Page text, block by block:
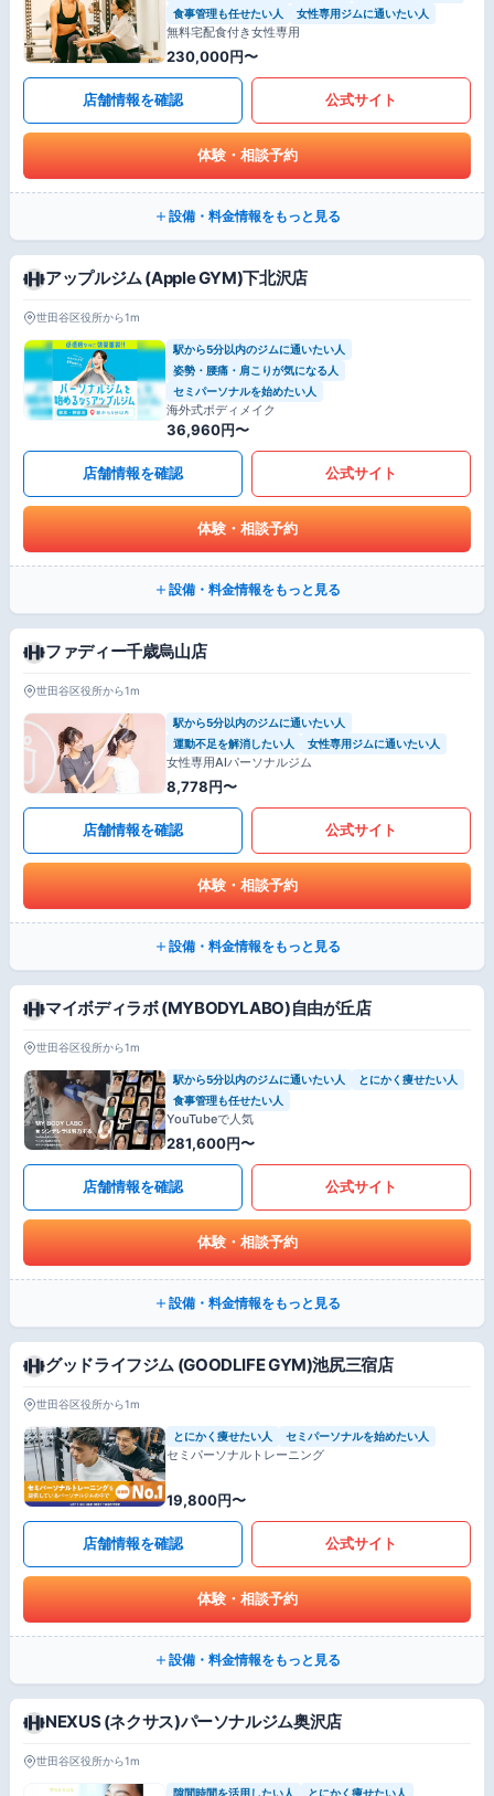
食事管理も任せたい人
女性専用ジムに通いたい人
無料宅配食付き女性専用
230,000円〜
店舗情報を確認 公式サイト
体験・相談予約
設備・料金情報をもっと見る
アップルジム (Apple GYM)下北沢店
世田谷区役所から1m
駅から5分以内のジムに通いたい人
姿勢・腰痛・肩こりが気になる人
セミパーソナルを始めたい人
海外式ボディメイク
36,960円〜
店舗情報を確認 公式サイト
体験・相談予約
設備・料金情報をもっと見る
ファディー千歳烏山店
世田谷区役所から1m
駅から5分以内のジムに通いたい人
運動不足を解消したい人
女性専用ジムに通いたい人
女性専用AIパーソナルジム
8,778円〜
店舗情報を確認 公式サイト
体験・相談予約
設備・料金情報をもっと見る
マイボディラボ (MYBODYLABO)自由が丘店
世田谷区役所から1m
駅から5分以内のジムに通いたい人
とにかく痩せたい人
食事管理も任せたい人
YouTubeで人気
281,600円〜
店舗情報を確認 公式サイト
体験・相談予約
設備・料金情報をもっと見る
グッドライフジム (GOODLIFE GYM)池尻三宿店
世田谷区役所から1m
とにかく痩せたい人 セミパーソナルを始めたい人
セミパーソナルトレーニング
19,800円〜
店舗情報を確認 公式サイト
体験・相談予約
設備・料金情報をもっと見る
NEXUS (ネクサス)パーソナルジム奥沢店
世田谷区役所から1m
隙間時間を活用したい人 とにかく痩せたい人